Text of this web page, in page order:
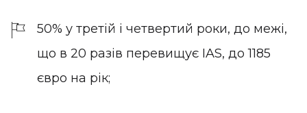
50% у третій і четвертий роки, до межі,
що в 20 разів перевищує IAS, до 1185
євро на рік;